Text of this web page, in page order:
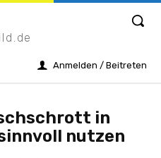
Anmelden / Beitreten
in
nutzen